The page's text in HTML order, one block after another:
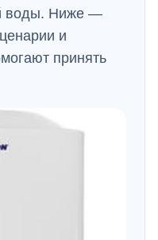
воды. Ниже —
и
принять